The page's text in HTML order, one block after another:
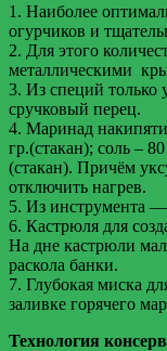
1. Наиболее
огурчиков и
2. Для этого
металлическими
3. Из специй только
сручковый перец.
4. Маринад
гр.(стакан); соль –
(стакан). Причём
отключить нагрев.
5. Из инструмента —
6. Кастрюля для
На дне кастрюли
раскола банки.
7. Глубокая миска
заливке горячего
Технология